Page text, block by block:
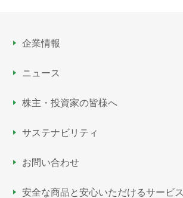
企業情報
ニュース
株主・投資家の皆様へ
サステナビリティ
お問い合わせ
安全な商品と安心いただけるサービス